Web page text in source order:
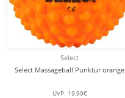
Select
Select Massageball Punktur orange
UVP: 19,99€